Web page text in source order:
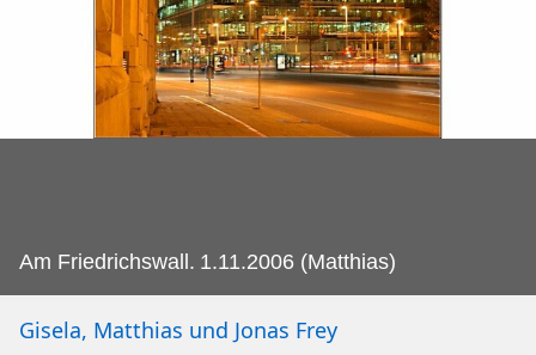
Am Friedrichswall. 1.11.2006 (Matthias)
Gisela, Matthias und Jonas Frey